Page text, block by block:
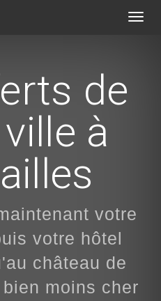
de
à
votre
votre hôtel
château de
moins cher